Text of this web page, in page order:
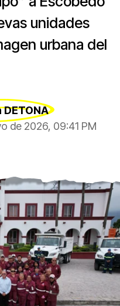
unidades
urbana del
de 2026, 09:41 PM